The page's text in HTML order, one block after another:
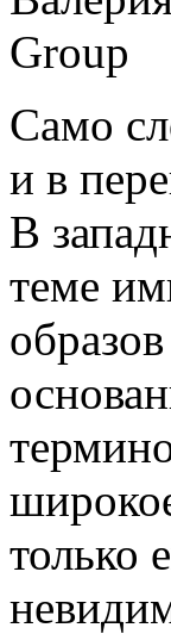
Group
Само
и в
В
теме
только